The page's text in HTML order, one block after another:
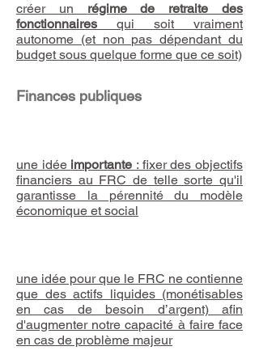
créer un régime de retraite des
fonctionnaires qui soit vraiment
autonome (et non pas dépendant du
budget sous quelque forme que ce soit)
Finances publiques
une idée importante : fixer des objectifs
financiers au FRC de telle sorte qu'il
garantisse la pérennité du modèle
économique et social
une idée pour que le FRC ne contienne
que des actifs liquides (monétisables
en cas de besoin d’argent) afin
d'augmenter notre capacité à faire face
en cas de problème majeur